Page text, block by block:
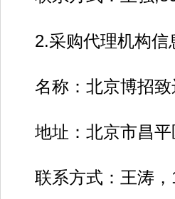
2.采购代理机构信
名称：北京博招致
地址：北京市昌平
联系方式：王涛，